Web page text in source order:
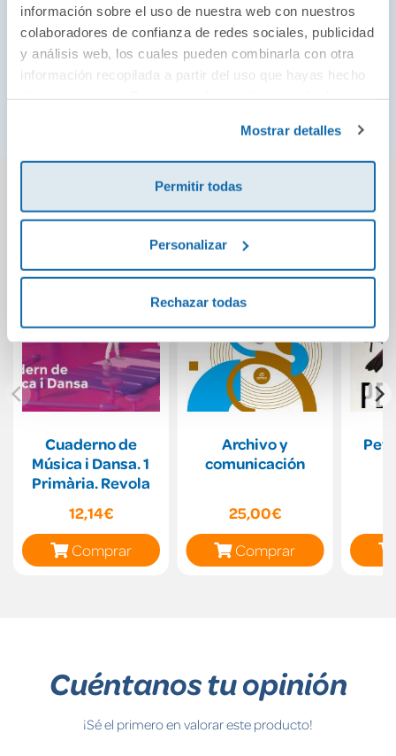
información sobre el uso de nuestra web con nuestros
colaboradores de confianza de redes sociales, publicidad
y análisis web, los cuales pueden combinarla con otra
información recopilada a partir del uso que hayas hecho
Mostrar detalles
Permitir todas
Personalizar
Rechazar todas
Las crónicas de
Narnia. Más de 115 millones de ejemplares en 70
países y el próximo estreno por parte de Netflix de un
ciclo de películas y de una serie de televisión
confirman su plena vigencia en el siglo XXI.
También podría gustarte...
Cuaderno de
Música i Dansa. 1
Primària. Revola
12,14€
Comprar
Archivo y
comunicación
25,00€
Comprar
Cuéntanos tu opinión
¡Sé el primero en valorar este producto!